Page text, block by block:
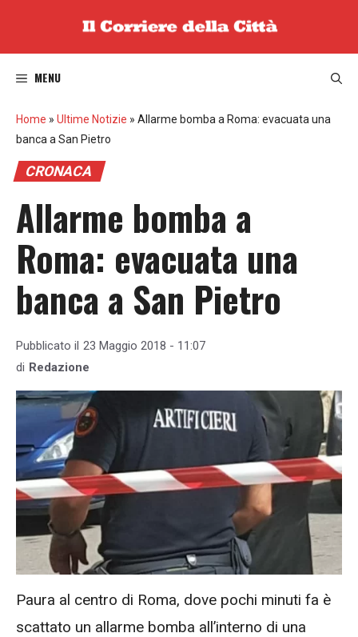
MENU
Home » Ultime Notizie » Allarme bomba a Roma: evacuata una
banca a San Pietro
CRONACA
Allarme bomba a
Roma: evacuata una
banca a San Pietro
Pubblicato il 23 Maggio 2018 - 11:07
di Redazione
Paura al centro di Roma, dove pochi minuti fa è
scattato un allarme bomba all’interno di una